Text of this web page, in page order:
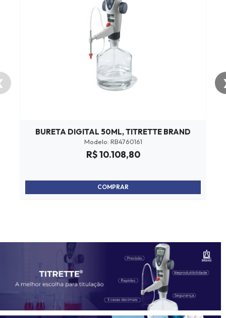
BURETA DIGITAL 50ML, TITRETTE BRAND
Modelo: RB4760161
R$ 10.108,80
COMPRAR